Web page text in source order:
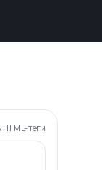
теги